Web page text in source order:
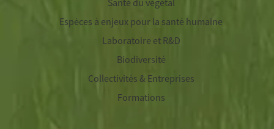
Santé du végétal
Espèces à enjeux pour la santé humaine
Laboratoire et R&D
Biodiversité
Collectivités & Entreprises
Formations